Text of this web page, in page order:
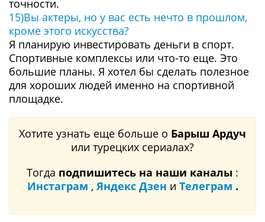
точности.
15)Вы актеры, но у вас есть нечто в прошлом,
кроме этого искусства?
Я планирую инвестировать деньги в спорт.
Спортивные комплексы или что-то еще. Это
большие планы. Я хотел бы сделать полезное
для хороших людей именно на спортивной
площадке.
Хотите узнать еще больше о Барыш Ардуч
или турецких сериалах?
Тогда подпишитесь на наши каналы :
Инстаграм , Яндекс Дзен и Телеграм .